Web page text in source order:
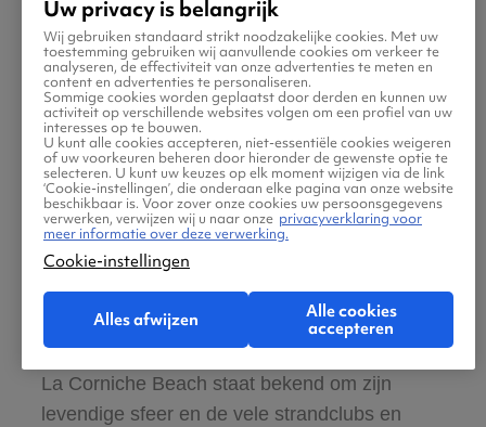
#1 Ain Diab Beach
Ain Diab Beach is een van de meest populaire
stranden in Casablanca. Het is een publiek
strand dat zich uitstrekt langs de kust en biedt
een prachtig uitzicht op de Atlantische
Oceaan. Het strand is goed onderhouden en
biedt faciliteiten zoals ligstoelen, parasols,
speeltuinen en diverse eet- en
drinkgelegenheden.
#2 La Corniche Beach
La Corniche Beach staat bekend om zijn
levendige sfeer en de vele strandclubs en
Uw privacy is belangrijk
Wij gebruiken standaard strikt noodzakelijke cookies. Met uw
toestemming gebruiken wij aanvullende cookies om verkeer te
analyseren, de effectiviteit van onze advertenties te meten en
content en advertenties te personaliseren.
Sommige cookies worden geplaatst door derden en kunnen uw
activiteit op verschillende websites volgen om een profiel van uw
interesses op te bouwen.
U kunt alle cookies accepteren, niet-essentiële cookies weigeren
of uw voorkeuren beheren door hieronder de gewenste optie te
selecteren. U kunt uw keuzes op elk moment wijzigen via de link
‘Cookie-instellingen’, die onderaan elke pagina van onze website
beschikbaar is. Voor zover onze cookies uw persoonsgegevens
verwerken, verwijzen wij u naar onze privacyverklaring voor
meer informatie over deze verwerking.
Cookie-instellingen
Alles afwijzen
Alle cookies
accepteren